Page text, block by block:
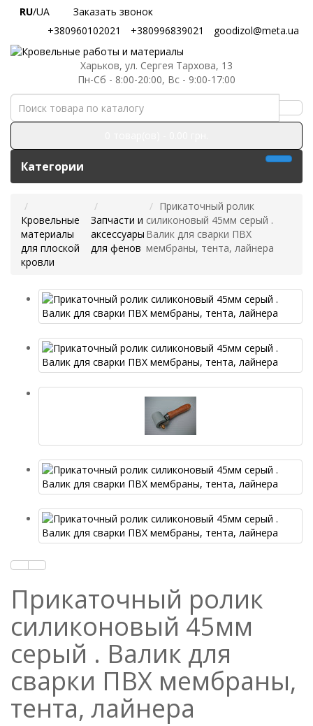
RU/UA
Заказать звонок
+380960102021
+380996839021 goodizol@meta.ua
Харьков, ул. Сергея Тархова, 13
Пн-Сб - 8:00-20:00, Вс - 9:00-17:00
Категории
Кровельные
материалы
для плоской
кровли
Запчасти и
аксессуары
для фенов
Прикаточный ролик
силиконовый 45мм серый .
Валик для сварки ПВХ
мембраны, тента, лайнера
Прикаточный ролик
силиконовый 45мм
серый . Валик для
сварки ПВХ мембраны,
тента, лайнера